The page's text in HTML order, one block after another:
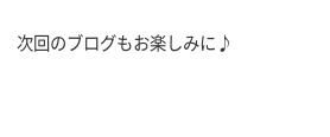
次回のブログもお楽しみに♪